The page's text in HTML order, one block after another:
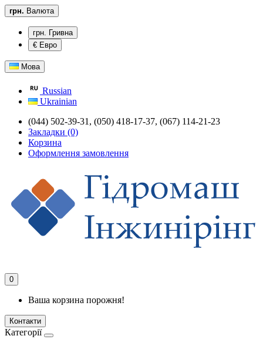
грн. Валюта
грн. Гривна
€ Евро
Мова
Russian
Ukrainian
(044) 502-39-31, (050) 418-17-37, (067) 114-21-23
Закладки (0)
Корзина
Оформлення замовлення
0
Ваша корзина порожня!
Контакти
Категорії